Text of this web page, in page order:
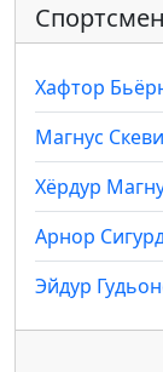
Хафтор
Магнус
Хёрдур
Арнор
Эйдур